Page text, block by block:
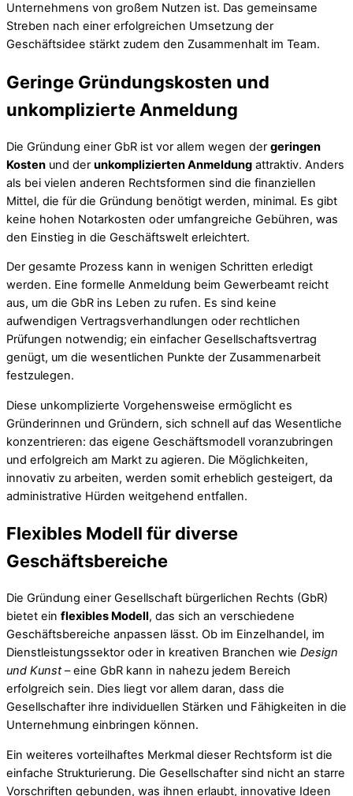
Unternehmens von großem Nutzen ist. Das gemeinsame
Streben nach einer erfolgreichen Umsetzung der
Geschäftsidee stärkt zudem den Zusammenhalt im Team.
Geringe Gründungskosten und
unkomplizierte Anmeldung
Die Gründung einer GbR ist vor allem wegen der geringen
Kosten und der unkomplizierten Anmeldung attraktiv. Anders
als bei vielen anderen Rechtsformen sind die finanziellen
Mittel, die für die Gründung benötigt werden, minimal. Es gibt
keine hohen Notarkosten oder umfangreiche Gebühren, was
den Einstieg in die Geschäftswelt erleichtert.
Der gesamte Prozess kann in wenigen Schritten erledigt
werden. Eine formelle Anmeldung beim Gewerbeamt reicht
aus, um die GbR ins Leben zu rufen. Es sind keine
aufwendigen Vertragsverhandlungen oder rechtlichen
Prüfungen notwendig; ein einfacher Gesellschaftsvertrag
genügt, um die wesentlichen Punkte der Zusammenarbeit
festzulegen.
Diese unkomplizierte Vorgehensweise ermöglicht es
Gründerinnen und Gründern, sich schnell auf das Wesentliche
konzentrieren: das eigene Geschäftsmodell voranzubringen
und erfolgreich am Markt zu agieren. Die Möglichkeiten,
innovativ zu arbeiten, werden somit erheblich gesteigert, da
administrative Hürden weitgehend entfallen.
Flexibles Modell für diverse
Geschäftsbereiche
Die Gründung einer Gesellschaft bürgerlichen Rechts (GbR)
bietet ein flexibles Modell, das sich an verschiedene
Geschäftsbereiche anpassen lässt. Ob im Einzelhandel, im
Dienstleistungssektor oder in kreativen Branchen wie Design
und Kunst– eine GbR kann in nahezu jedem Bereich
erfolgreich sein. Dies liegt vor allem daran, dass die
Gesellschafter ihre individuellen Stärken und Fähigkeiten in die
Unternehmung einbringen können.
Ein weiteres vorteilhaftes Merkmal dieser Rechtsform ist die
einfache Strukturierung. Die Gesellschafter sind nicht an starre
Vorschriften gebunden, was ihnen erlaubt, innovative Ideen